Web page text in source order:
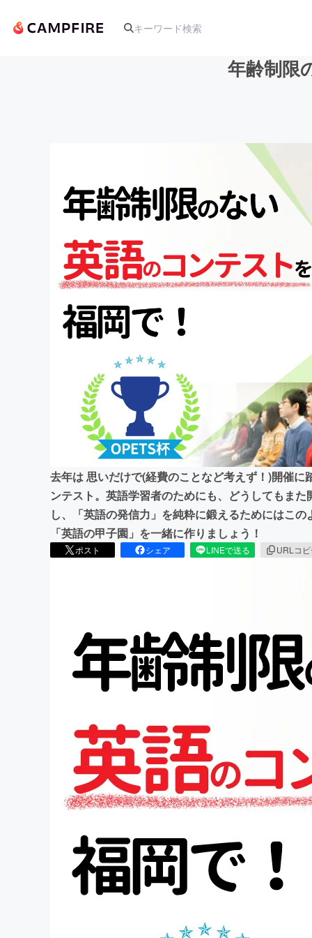
テクノロジー・ガジェット
映像・映画
ビジネス・起業
まちづくり・地域活性化
年齢制限
去年は 思いだけで(経費のことなど考えず！)開催
ンテスト。英語学習者のためにも、どうしてもま
し、「英語の発信力」を純粋に鍛えるためにはこ
「英語の甲子園」を一緒に作りましょう！
ポスト シェア LINEで送る URLコ